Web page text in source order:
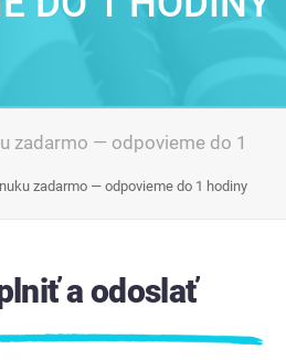
zadarmo — odpovieme do 1
zadarmo — odpovieme do 1 hodiny
a odoslať